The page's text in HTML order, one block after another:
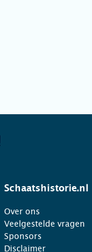
Schaatshistorie.nl
Over ons
Veelgestelde vragen
Sponsors
Disclaimer